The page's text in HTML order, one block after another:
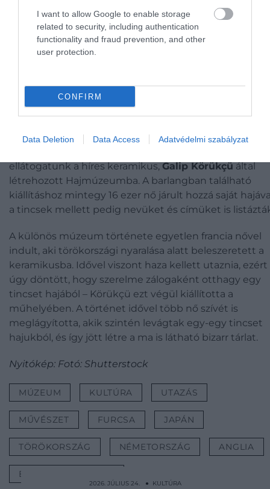
I want to allow Google to enable storage
related to security, including authentication
functionality and fraud prevention, and other
user protection.
CONFIRM
Data Deletion Data Access Adatvédelmi szabályzat
Ha tovább olvasnál:3 budapesti kiállítás, amit
semmiképp se hagyj ki idén ősszel!
​Chez Galip Hajmúzeum – Törökország
Törökország középső régiójában,Avanosbannem
ellátogatunk a híres keramikus,Galip Körükçüáltal
létrehozott Hajmúzeumba. A barlangban található
kiállításhoz mintegy 16 ezer nő járult hozzá saját
a tincsek mellett pedig nevüket és címüket is
A különös múzeum története egyetlen francia nővel
indult, aki törökországi nyaralása alatt beleszeretett a
keramikusba. Idővel viszont haza kellett utaznia, ezért
úgy döntött, hogy szerelme zálogaként otthagy egy
tincset hajából – Körükçü ezt végül kiállította a
műhelyében. A történet idővel több nő szívét is
meglágyította, akik szintén levágtak egy-egy tincset
hajukból, és így jött létre a ma is látható bizarr tárlat.
Nyitókép: Fotó: Shutterstock
MÚZEUM KULTÚRA UTAZÁS
MŰVÉSZET FURCSA JAPÁN
TÖRÖKORSZÁG NÉMETORSZÁG ANGLIA
EGYESÜLT ÁLLAMOK
2026. JÚLIUS 24. ● KULTÚRA